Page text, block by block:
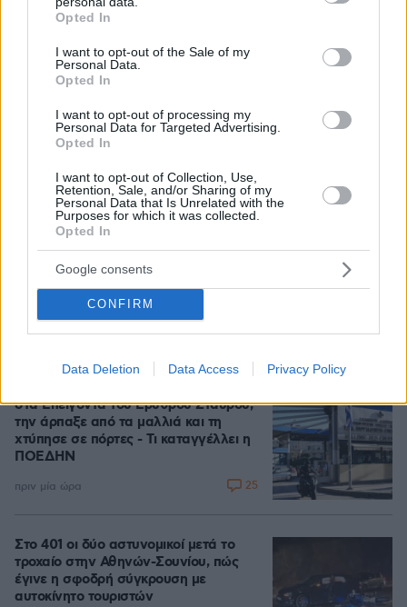
grant or deny consent to Google and its third-party tags to
use your data for below specified purposes in below Google
consent section.
Opted In
I want to opt-out of the Sale of my
Personal Data.
Opted In
I want to opt-out of processing my
Personal Data for Targeted Advertising.
Opted In
I want to opt-out of Collection, Use,
Retention, Sale, and/or Sharing of my
Personal Data that Is Unrelated with the
Purposes for which it was collected.
Opted In
Google consents
CONFIRM
Data Deletion Data Access Privacy Policy
Βασιλική κηδεία προβλέπεται για τον πρίγκιπα
Άντριου όταν πεθάνει παρά την αποκαθήλωσή
του, αντιδράσεις για το «μυστικό σχέδιο»
09.08.2026, 08:01
στα Επείγοντα του Ερυθρού Σταυρού,
την άρπαξε από τα μαλλιά και τη
χτύπησε σε πόρτες - Τι καταγγέλλει η
ΠΟΕΔΗΝ
πριν μία ώρα 25
Στο 401 οι δύο αστυνομικοί μετά το
τροχαίο στην Αθηνών-Σουνίου, πώς
έγινε η σφοδρή σύγκρουση με
αυτοκίνητο τουριστών